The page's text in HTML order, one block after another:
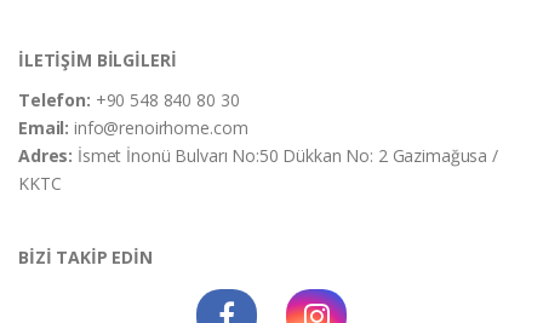
İLETİŞİM BİLGİLERİ
Telefon: +90 548 840 80 30
Email:info@renoirhome.com
Adres: İsmet İnonü Bulvarı No:50 Dükkan No: 2 Gazimağusa /
KKTC
BİZİ TAKİP EDİN